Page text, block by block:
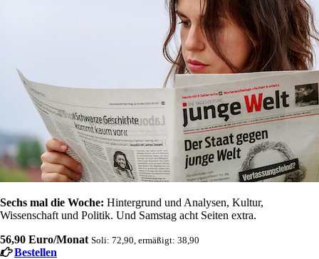
Sechs mal die Woche: Hintergrund und Analysen, Kultur,
Wissenschaft und Politik. Und Samstag acht Seiten extra.
56,90 Euro/Monat Soli: 72,90, ermäßigt: 38,90
Bestellen